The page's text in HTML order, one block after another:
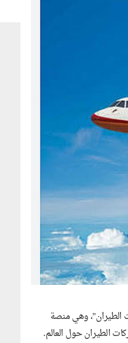
الطيران"، وهي منصة
الطيران حول العالم.